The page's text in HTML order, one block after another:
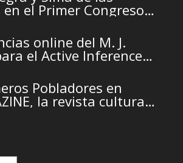
en el Primer Congreso
por el CDL
online del M. J.
el Active Inference
Pobladores en
la revista cultural